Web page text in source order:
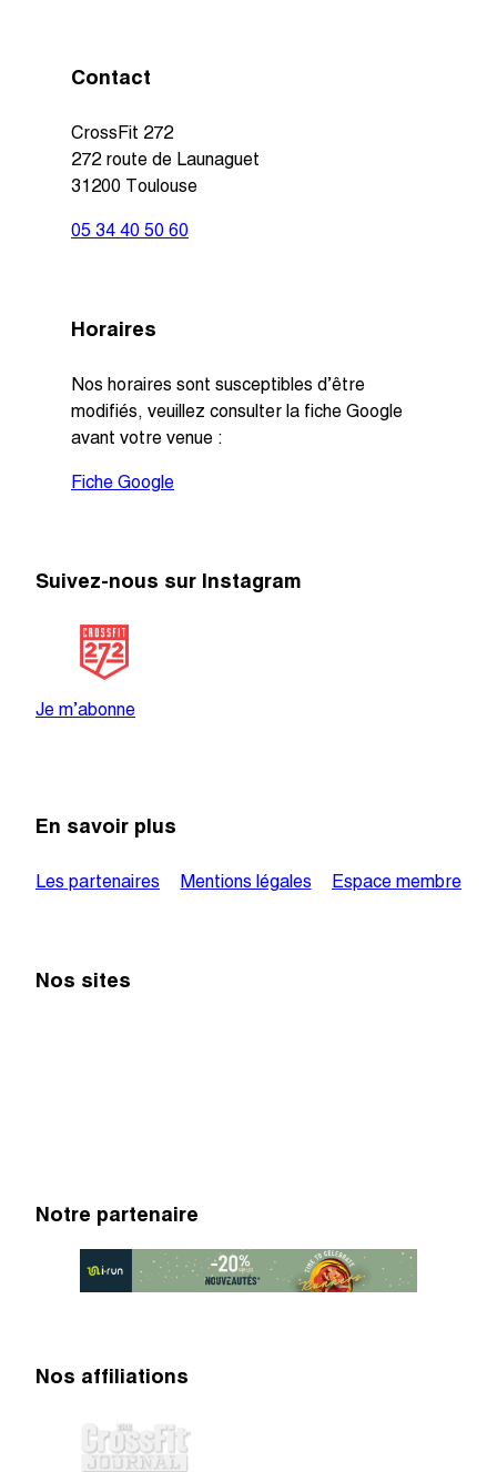
Contact
CrossFit 272
272 route de Launaguet
31200 Toulouse
05 34 40 50 60
Horaires
Nos horaires sont susceptibles d’être
modifiés, veuillez consulter la fiche Google
avant votre venue :
Fiche Google
Suivez-nous sur Instagram
Je m’abonne
En savoir plus
Les partenaires Mentions légales Espace membre
Nos sites
Notre partenaire
Nos affiliations